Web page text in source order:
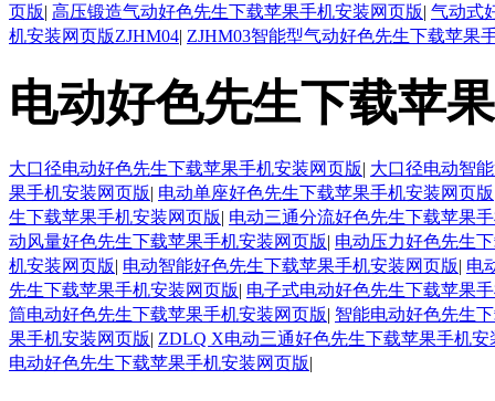
页版| 高压锻造气动好色先生下载苹果手机安装网页版| 气动式
机安装网页版ZJHM04| ZJHM03智能型气动好色先生下载苹果
电动好色先生下载苹
大口径电动好色先生下载苹果手机安装网页版| 大口径电动智
果手机安装网页版| 电动单座好色先生下载苹果手机安装网页版
生下载苹果手机安装网页版| 电动三通分流好色先生下载苹果
动风量好色先生下载苹果手机安装网页版| 电动压力好色先生
机安装网页版| 电动智能好色先生下载苹果手机安装网页版| 电
先生下载苹果手机安装网页版| 电子式电动好色先生下载苹果
筒电动好色先生下载苹果手机安装网页版| 智能电动好色先生
果手机安装网页版| ZDLQ X电动三通好色先生下载苹果手机安
电动好色先生下载苹果手机安装网页版|